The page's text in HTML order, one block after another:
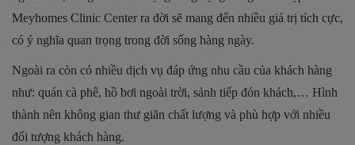
Meyhomes Clinic Center ra đời sẽ mang đến nhiều giá trị tích cực,
có ý nghĩa quan trọng trong đời sống hàng ngày.
Ngoài ra còn có nhiều dịch vụ đáp ứng nhu cầu của khách hàng
như: quán cà phê, hồ bơi ngoài trời, sảnh tiếp đón khách,… Hình
thành nên không gian thư giãn chất lượng và phù hợp với nhiều
đối tượng khách hàng.